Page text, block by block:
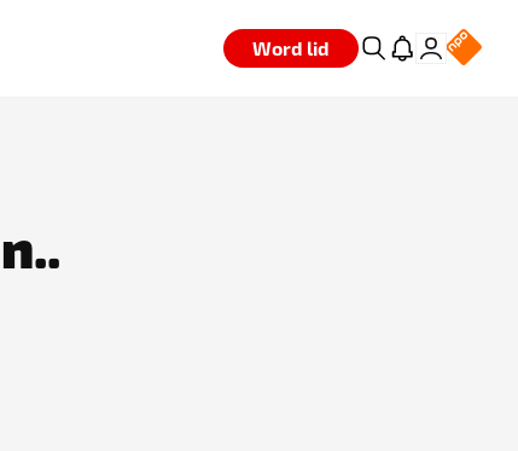
Word lid